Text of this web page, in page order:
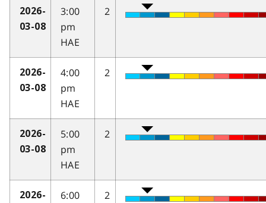
2026-
03-08
3:00
pm
HAE
2
2026-
03-08
4:00
pm
HAE
2
2026-
03-08
5:00
pm
HAE
2
2026-
6:00
2